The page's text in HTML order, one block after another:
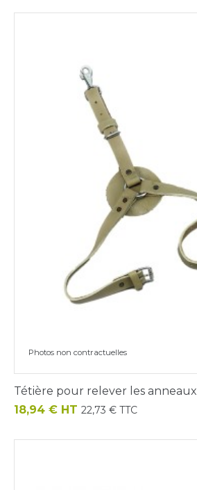
Photos non contractuelles
Tétière pour relever les anneaux
Prix
18,94 € HT 22,73 € TTC